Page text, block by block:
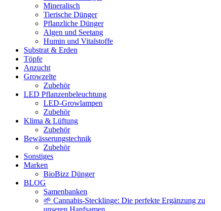
Mineralisch
Tierische Dünger
Pflanzliche Dünger
Algen und Seetang
Humin und Vitalstoffe
Substrat & Erden
Töpfe
Anzucht
Growzelte
Zubehör
LED Pflanzenbeleuchtung
LED-Growlampen
Zubehör
Klima & Lüftung
Zubehör
Bewässerungstechnik
Zubehör
Sonstiges
Marken
BioBizz Dünger
BLOG
Samenbanken
🌱 Cannabis-Stecklinge: Die perfekte Ergänzung zu